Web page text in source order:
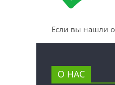
Если вы нашли
О НАС